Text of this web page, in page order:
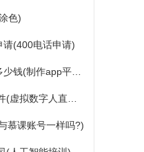
色)
请(400电话申请)
慕课账号一样吗?)